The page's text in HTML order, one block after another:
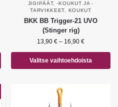
JIGIPÄÄT, -KOUKUT JA -
TARVIKKEET, KOUKUT
BKK BB Trigger-21 UVO
(Stinger rig)
13,90 € – 16,90 €
Valitse vaihtoehdoista